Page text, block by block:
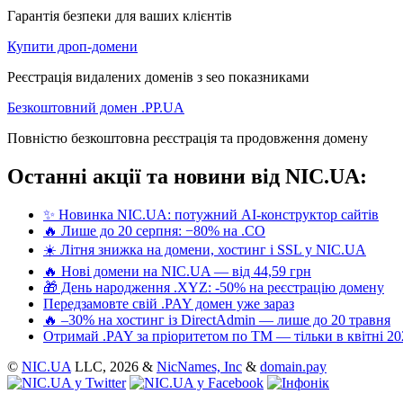
Гарантія безпеки для ваших клієнтів
Купити дроп-домени
Реєстрація видалених доменів з seo показниками
Безкоштовний домен .PP.UA
Повністю безкоштовна реєстрація та продовження домену
Останні акції та новини від NIC.UA:
✨ Новинка NIC.UA: потужний AI-конструктор сайтів
🔥 Лише до 20 серпня: −80% на .CO
☀️ Літня знижка на домени, хостинг і SSL у NIC.UA
🔥 Нові домени на NIC.UA — від 44,59 грн
🎁 День народження .XYZ: -50% на реєстрацію домену
Передзамовте свій .PAY домен уже зараз
🔥 –30% на хостинг із DirectAdmin — лише до 20 травня
Отримай .PAY за пріоритетом по ТМ — тільки в квітні
© NIC.UA LLC, 2026 & NicNames, Inc & domain.pay